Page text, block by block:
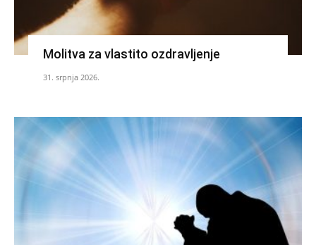
Molitva za vlastito ozdravljenje
31. srpnja 2026.